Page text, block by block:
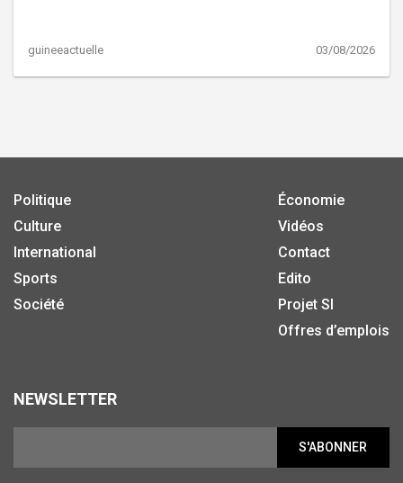
guineeactuelle 03/08/2026
Politique
Culture
International
Sports
Société
Économie
Vidéos
Contact
Edito
Projet SI
Offres d’emplois
NEWSLETTER
S'ABONNER